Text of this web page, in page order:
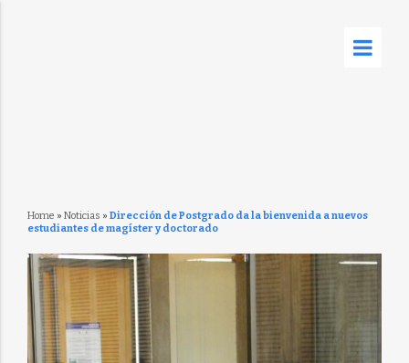
Home » Noticias » Dirección de Postgrado da la bienvenida a nuevos
estudiantes de magíster y doctorado